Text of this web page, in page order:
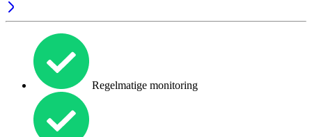
Regelmatige monitoring